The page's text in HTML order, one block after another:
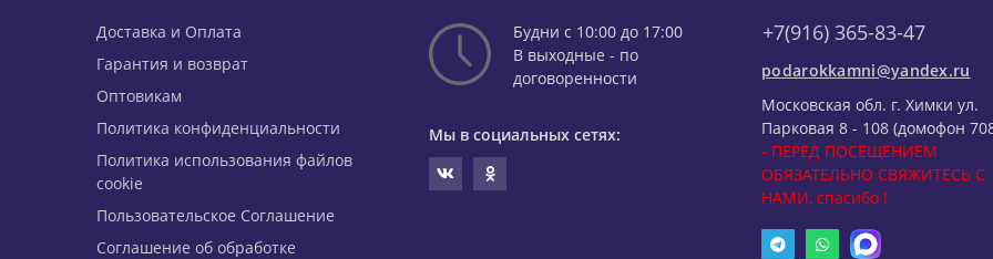
Доставка и Оплата
Гарантия и возврат
Оптовикам
Политика конфиденциальности
Политика использования файлов
cookie
Пользовательское Соглашение
Соглашение об обработке
Будни с 10:00 до 17:00
В выходные - по
договоренности
Мы в социальных сетях:
+7(916) 365-83-47
podarokkamni@yandex.ru
Московская обл. г. Химки ул.
Парковая 8 - 108 (домофон
- ПЕРЕД ПОСЕЩЕНИЕМ
ОБЯЗАТЕЛЬНО СВЯЖИТЕСЬ С
НАМИ, спасибо !